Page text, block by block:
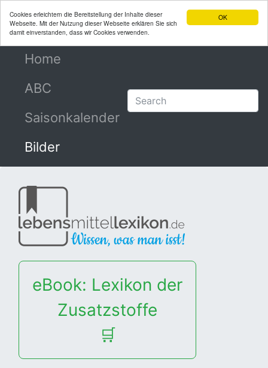
OK
Cookies erleichtern die Bereitstellung der Inhalte dieser
Webseite. Mit der Nutzung dieser Webseite erklären Sie sich
damit einverstanden, dass wir Cookies verwenden.
Home
ABC
Saisonkalender
Bilder
eBook: Lexikon der
Zusatzstoffe
🛒